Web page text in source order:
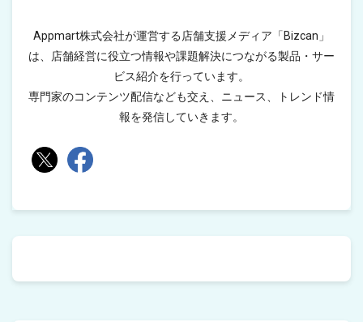
Appmart株式会社が運営する店舗支援メディア「Bizcan」
は、店舗経営に役立つ情報や課題解決につながる製品・サー
ビス紹介を行っています。
専門家のコンテンツ配信なども交え、ニュース、トレンド情
報を発信していきます。